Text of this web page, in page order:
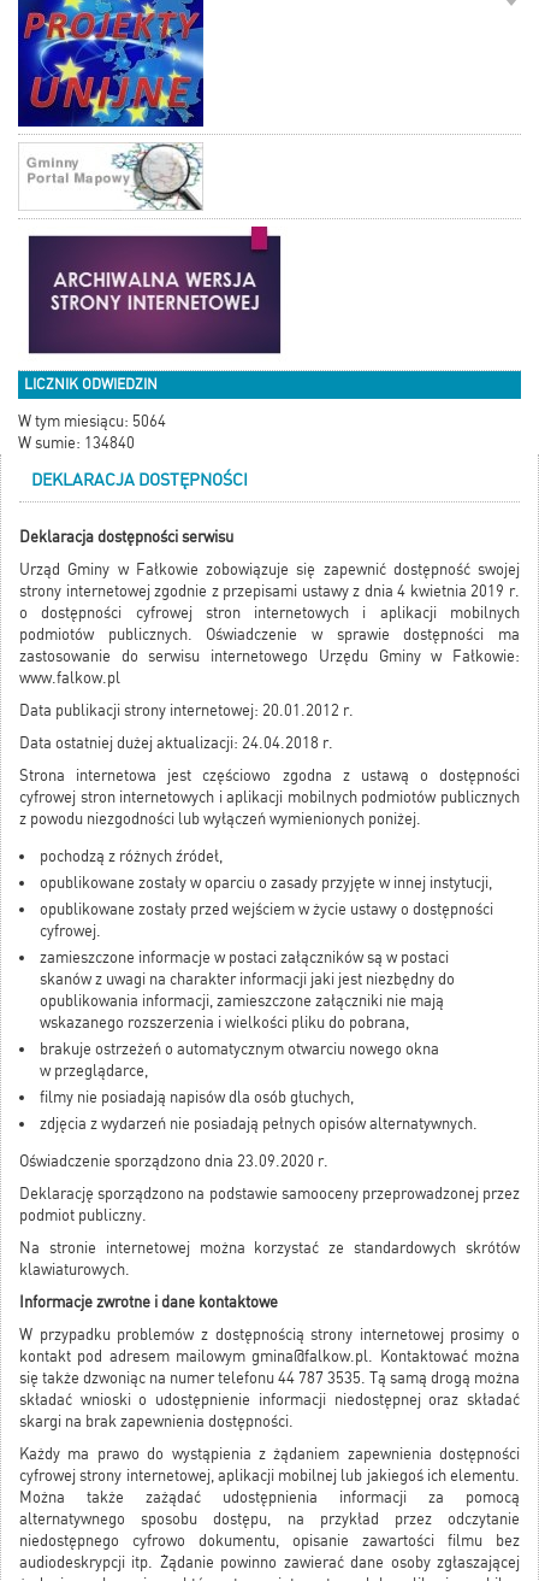
LICZNIK ODWIEDZIN
W tym miesiącu: 5064
W sumie: 134840
DEKLARACJA DOSTĘPNOŚCI
Deklaracja dostępności serwisu
Urząd Gminy w Fałkowie zobowiązuje się zapewnić dostępność swojej
strony internetowej zgodnie z przepisami ustawy z dnia 4 kwietnia 2019 r.
o dostępności cyfrowej stron internetowych i aplikacji mobilnych
podmiotów publicznych. Oświadczenie w sprawie dostępności ma
zastosowanie do serwisu internetowego Urzędu Gminy w Fałkowie:
www.falkow.pl
Data publikacji strony internetowej: 20.01.2012 r.
Data ostatniej dużej aktualizacji: 24.04.2018 r.
Strona internetowa jest częściowo zgodna z ustawą o dostępności
cyfrowej stron internetowych i aplikacji mobilnych podmiotów publicznych
z powodu niezgodności lub wyłączeń wymienionych poniżej.
pochodzą z różnych źródeł,
opublikowane zostały w oparciu o zasady przyjęte w innej instytucji,
opublikowane zostały przed wejściem w życie ustawy o dostępności
cyfrowej.
zamieszczone informacje w postaci załączników są w postaci
skanów z uwagi na charakter informacji jaki jest niezbędny do
opublikowania informacji, zamieszczone załączniki nie mają
wskazanego rozszerzenia i wielkości pliku do pobrana,
brakuje ostrzeżeń o automatycznym otwarciu nowego okna
w przeglądarce,
filmy nie posiadają napisów dla osób głuchych,
zdjęcia z wydarzeń nie posiadają pełnych opisów alternatywnych.
Oświadczenie sporządzono dnia 23.09.2020 r.
Deklarację sporządzono na podstawie samooceny przeprowadzonej przez
podmiot publiczny.
Na stronie internetowej można korzystać ze standardowych skrótów
klawiaturowych.
Informacje zwrotne i dane kontaktowe
W przypadku problemów z dostępnością strony internetowej prosimy o
kontakt pod adresem mailowym gmina@falkow.pl. Kontaktować można
się także dzwoniąc na numer telefonu 44 787 3535. Tą samą drogą można
składać wnioski o udostępnienie informacji niedostępnej oraz składać
skargi na brak zapewnienia dostępności.
Każdy ma prawo do wystąpienia z żądaniem zapewnienia dostępności
cyfrowej strony internetowej, aplikacji mobilnej lub jakiegoś ich elementu.
Można także zażądać udostępnienia informacji za pomocą
alternatywnego sposobu dostępu, na przykład przez odczytanie
niedostępnego cyfrowo dokumentu, opisanie zawartości filmu bez
audiodeskrypcji itp. Żądanie powinno zawierać dane osoby zgłaszającej